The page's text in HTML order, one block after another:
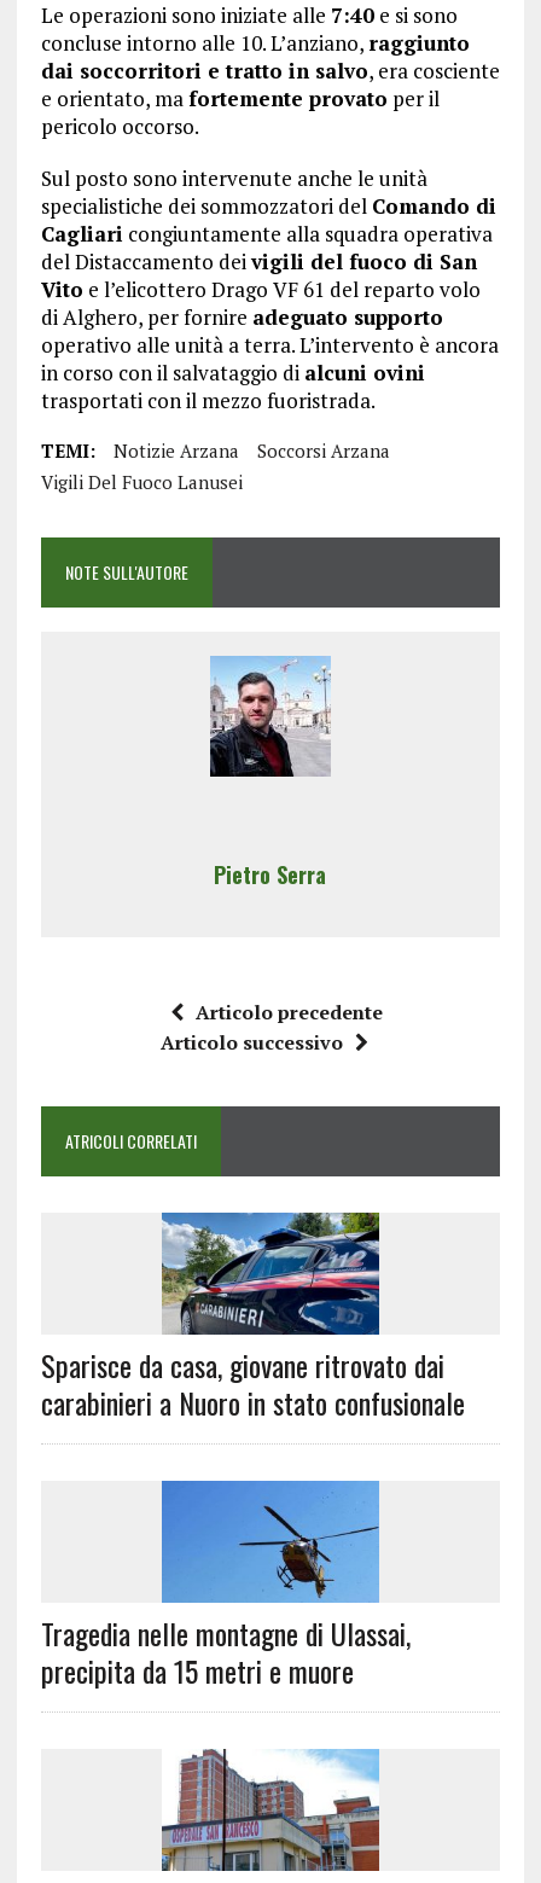
Le operazioni sono iniziate alle 7:40e si sono
concluse intorno alle 10. L’anziano, raggiunto
dai soccorritori e tratto in salvo, era cosciente
e orientato, mafortemente provato per il
pericolo occorso.
Sul posto sono intervenute anche le unità
specialistiche dei sommozzatori del Comando di
Cagliari congiuntamente alla squadra operativa
del Distaccamento deivigili del fuoco di San
Vito e l’elicottero Drago VF 61 del reparto volo
di Alghero, per fornire adeguato supporto
operativo alle unità a terra. L’intervento è ancora
in corso con il salvataggio di alcuni ovini
trasportati con il mezzo fuoristrada.
TEMI: Notizie Arzana
Soccorsi Arzana
Vigili Del Fuoco Lanusei
NOTE SULL'AUTORE
Pietro Serra
Articolo precedente
Articolo successivo
ATRICOLI CORRELATI
Sparisce da casa, giovane ritrovato dai
carabinieri a Nuoro in stato confusionale
Tragedia nelle montagne di Ulassai,
precipita da 15 metri e muore